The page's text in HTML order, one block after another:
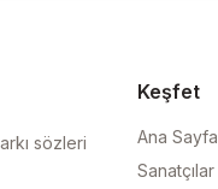
sözleri
Keşfet
Ana Sayfa
Sanatçılar